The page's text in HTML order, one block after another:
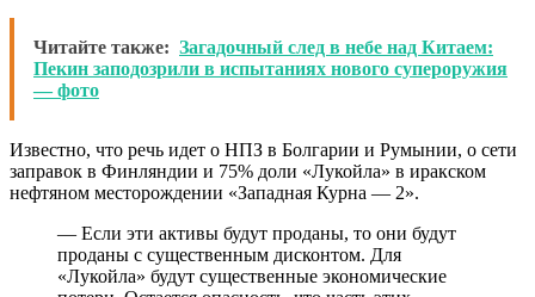
Читайте также: Загадочный след в небе над Китаем:
Пекин заподозрили в испытаниях нового супероружия
— фото
Известно, что речь идет о НПЗ в Болгарии и Румынии, о сети
заправок в Финляндии и 75% доли «Лукойла» в иракском
нефтяном месторождении «Западная Курна — 2».
— Если эти активы будут проданы, то они будут
проданы с существенным дисконтом. Для
«Лукойла» будут существенные экономические